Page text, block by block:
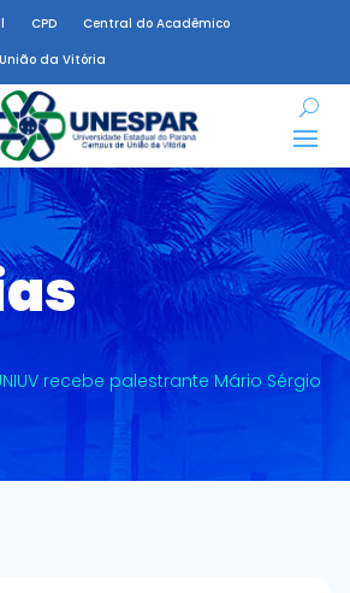
CPD
Central do Acadêmico
União da Vitória
recebe palestrante Mário Sérgio